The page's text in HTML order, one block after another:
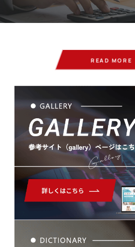
READ MORE
Gallery